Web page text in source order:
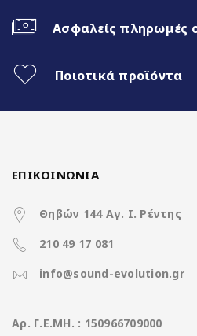
Fast Boot 1 sec
Android Auto
32Band EQ
Χαρακτηριστικά
CPU
Ασφαλείς πληρωμές
Ποιοτικά προϊόντα
ΕΠΙΚΟΙΝΩΝΙΑ
Θηβών 144 Αγ. Ι. Ρέντης
210 49 17 081
info@sound-evolution.gr
Aρ. Γ.Ε.ΜΗ. : 150966709000